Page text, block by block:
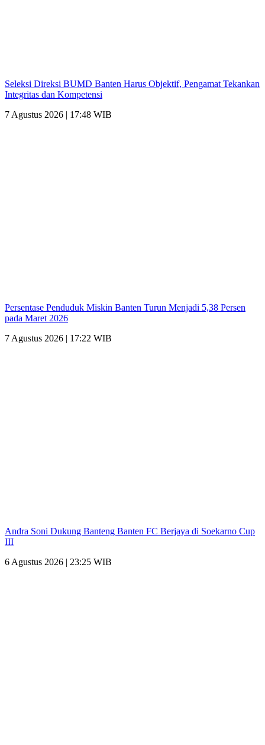
Seleksi Direksi BUMD Banten Harus Objektif, Pengamat Tekankan
Integritas dan Kompetensi
7 Agustus 2026 | 17:48 WIB
Persentase Penduduk Miskin Banten Turun Menjadi 5,38 Persen
pada Maret 2026
7 Agustus 2026 | 17:22 WIB
Andra Soni Dukung Banteng Banten FC Berjaya di Soekarno Cup
III
6 Agustus 2026 | 23:25 WIB